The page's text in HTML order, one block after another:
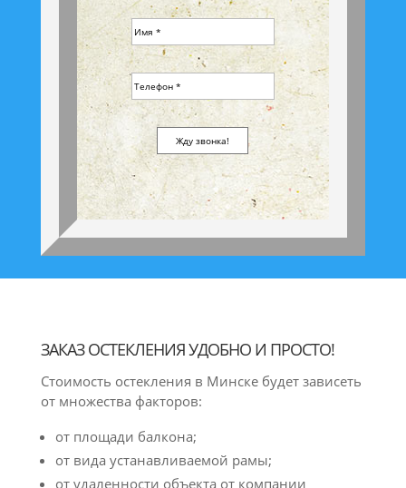
ЗАКАЗ ОСТЕКЛЕНИЯ УДОБНО И ПРОСТО!
Стоимость остекления в Минске будет зависеть
от множества факторов:
от площади балкона;
от вида устанавливаемой рамы;
от удаленности объекта от компании